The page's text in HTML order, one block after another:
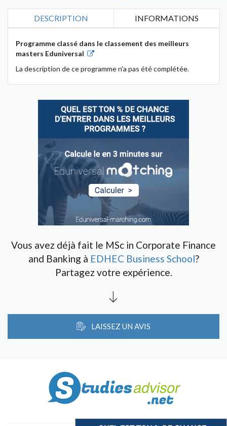
DESCRIPTION INFORMATIONS
Programme classé dans le classement des meilleurs
masters Eduniversal
La description de ce programme n'a pas été complétée.
Vous avez déjà fait le MSc in Corporate Finance
and Banking à EDHEC Business School?
Partagez votre expérience.
LAISSEZ UN AVIS